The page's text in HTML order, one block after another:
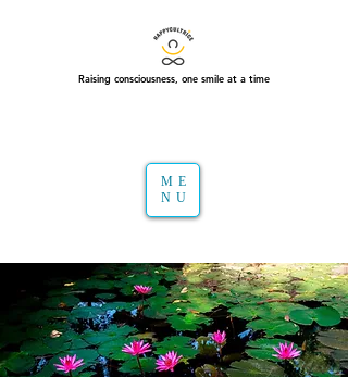
Raising consciousness, one smile at a time
ME
NU